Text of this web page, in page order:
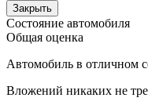
Закрыть
Состояние автомобиля
Общая оценка
Автомобиль в отличном
Вложений никаких не